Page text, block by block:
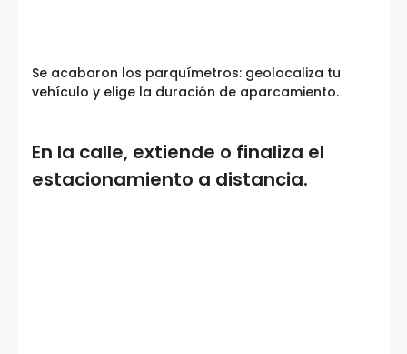
Se acabaron los parquímetros: geolocaliza tu
vehículo y elige la duración de aparcamiento.
En la calle, extiende o finaliza el
estacionamiento a distancia.